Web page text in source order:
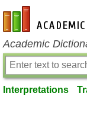
en-academic.com
Academic
Interpretations